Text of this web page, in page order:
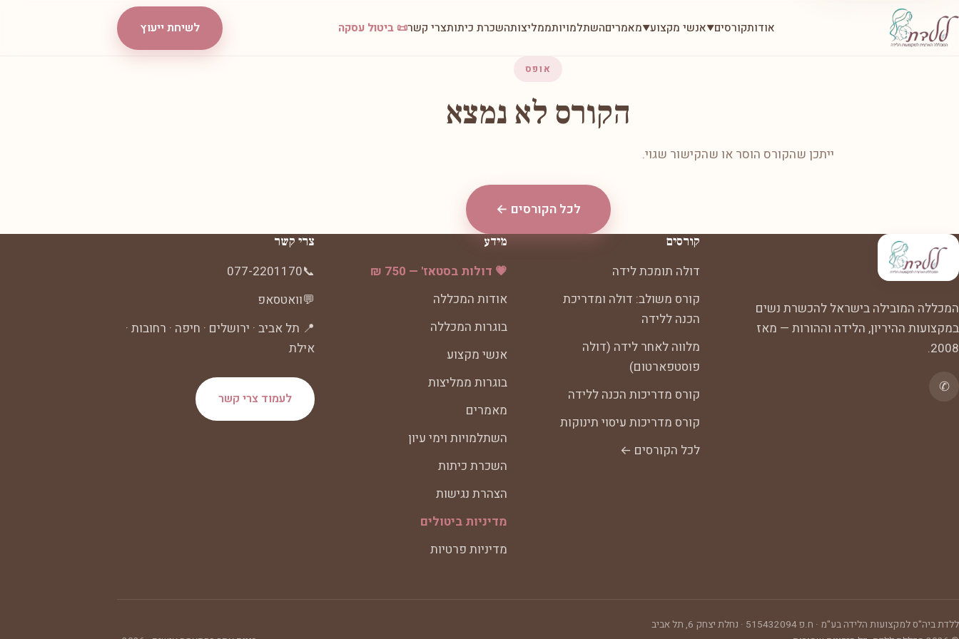
אודותקורסים▼אנשי מקצוע▼מאמריםהשתלמויותממליצותהשכרת כיתותצרי קשר📜 ביטול עסקה לשיחת ייעוץ
אופס
הקורס לא נמצא
ייתכן שהקורס הוסר או שהקישור שגוי.
לכל הקורסים ←
המכללה המובילה בישראל להכשרת נשים
במקצועות ההיריון, הלידה וההורות — מאז
2008.
✆
קורסים
דולה תומכת לידה
קורס משולב: דולה ומדריכת
הכנה ללידה
מלווה לאחר לידה (דולה
פוסטפארטום)
קורס מדריכות הכנה ללידה
קורס מדריכות עיסוי תינוקות
לכל הקורסים ←
מידע
💗 דולות בסטאז' — 750 ₪
אודות המכללה
בוגרות המכללה
אנשי מקצוע
בוגרות ממליצות
מאמרים
השתלמויות וימי עיון
השכרת כיתות
הצהרת נגישות
מדיניות ביטולים
מדיניות פרטיות
צרי קשר
📞
077-2201170
💬וואטסאפ
📍 תל אביב · ירושלים · חיפה · רחובות ·
אילת
לעמוד צרי קשר
ללדת ביה"ס למקצועות הלידה בע"מ · ח.פ515432094
· נחלת יצחק 6, תל אביב